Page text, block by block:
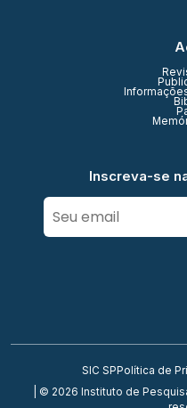
Inscreva-se
SIC SP Política de
| © 2026 Instituto de